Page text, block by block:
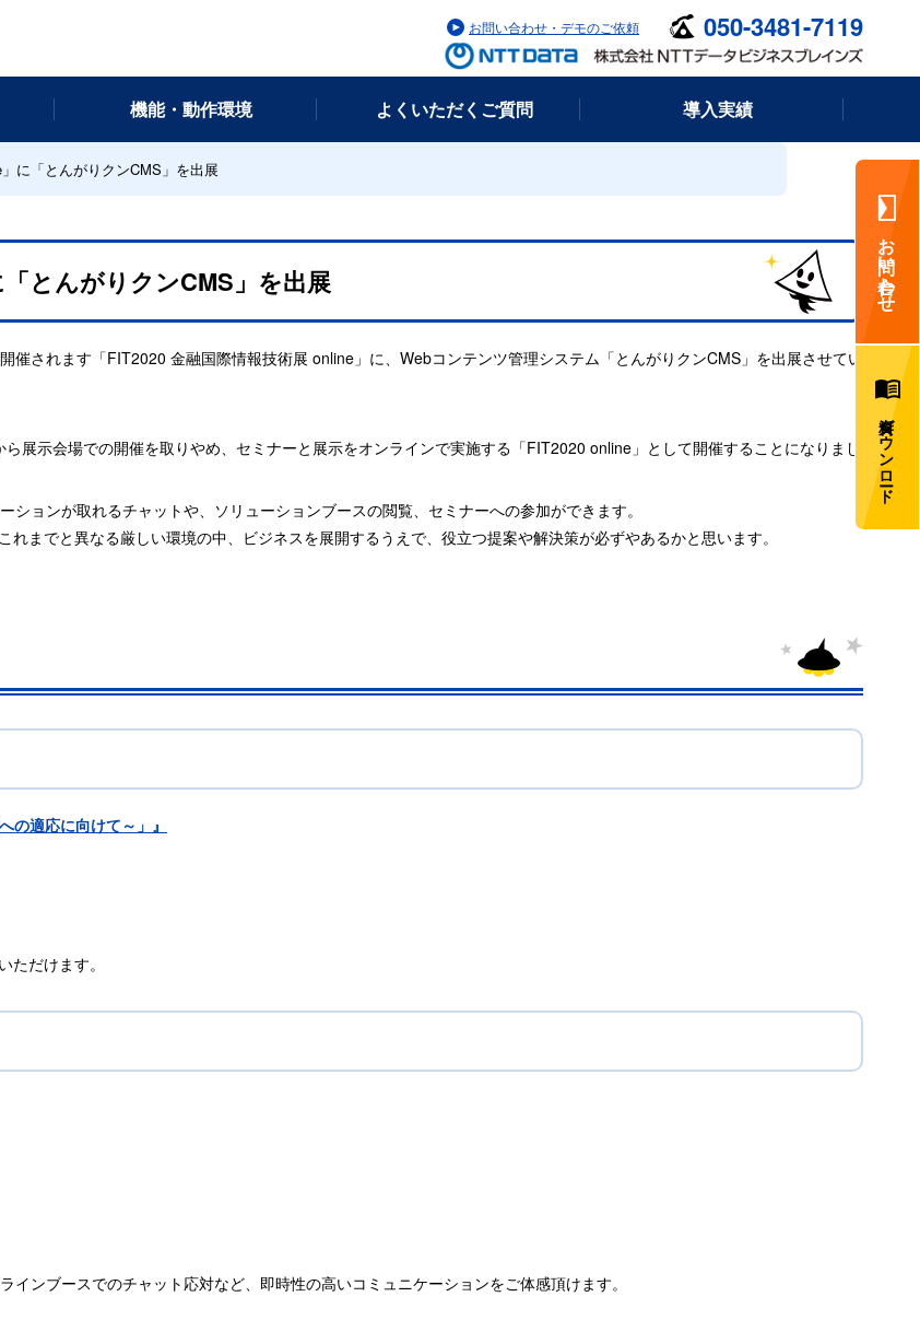
お問い合わせ・デモのご依頼 050-3481-7119
機能・動作環境 よくいただくご質問 導入実績
に「とんがりクンCMS」を出展
「とんがりクンCMS」を出展
されます「FIT2020 金融国際情報技術展 online」に、Webコンテンツ管理システム「とんがりクンCMS」を出展させてい
展示会場での開催を取りやめ、セミナーと展示をオンラインで実施する「FIT2020 online」として開催することになりまし
ョンが取れるチャットや、ソリューションブースの閲覧、セミナーへの参加ができます。
までと異なる厳しい環境の中、ビジネスを展開するうえで、役立つ提案や解決策が必ずやあるかと思います。
適応に向けて～」』
だけます。
ンブースでのチャット応対など、即時性の高いコミュニケーションをご体感頂けます。
お問い合わせ
資料ダウンロード